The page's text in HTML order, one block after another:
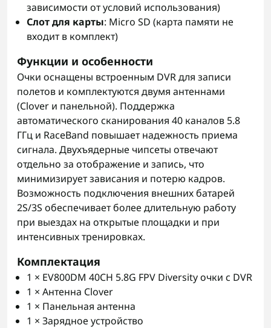
зависимости от условий использования)
Слот для карты: Micro SD (карта памяти не
входит в комплект)
Функции и особенности
Очки оснащены встроенным DVR для записи
полетов и комплектуются двумя антеннами
(Clover и панельной). Поддержка
автоматического сканирования 40 каналов 5.8
ГГц и RaceBand повышает надежность приема
сигнала. Двухъядерные чипсеты отвечают
отдельно за отображение и запись, что
минимизирует зависания и потерю кадров.
Возможность подключения внешних батарей
2S/3S обеспечивает более длительную работу
при выездах на открытые площадки и при
интенсивных тренировках.
Комплектация
1 × EV800DM 40CH 5.8G FPV Diversity очки с DVR
1 × Антенна Clover
1 × Панельная антенна
1 × Зарядное устройство